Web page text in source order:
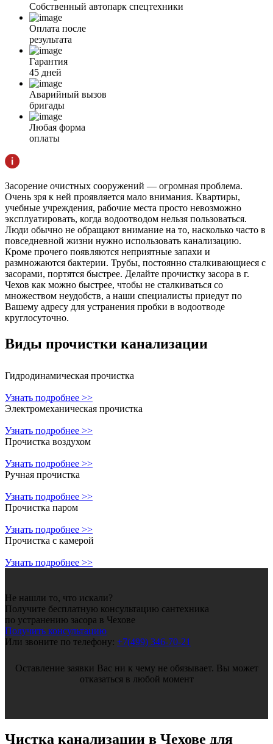
Собственный автопарк спецтехники
Оплата после
результата
Гарантия
45 дней
Аварийный вызов
бригады
Любая форма
оплаты
Засорение очистных сооружений — огромная проблема.
Очень зря к ней проявляется мало внимания. Квартиры,
учебные учреждения, рабочие места просто невозможно
эксплуатировать, когда водоотводом нельзя пользоваться.
Люди обычно не обращают внимание на то, насколько часто в
повседневной жизни нужно использовать канализацию.
Кроме прочего появляются неприятные запахи и
размножаются бактерии. Трубы, постоянно сталкивающиеся с
засорами, портятся быстрее. Делайте прочистку засора в г.
Чехов как можно быстрее, чтобы не сталкиваться со
множеством неудобств, а наши специалисты приедут по
Вашему адресу для устранения пробки в водоотводе
круглосуточно.
Виды прочистки канализации
Гидродинамическая прочистка
Узнать подробнее >>
Электромеханическая прочистка
Узнать подробнее >>
Прочистка воздухом
Узнать подробнее >>
Ручная прочистка
Узнать подробнее >>
Прочистка паром
Узнать подробнее >>
Прочистка с камерой
Узнать подробнее >>
Не нашли то, что искали?
Получите бесплатную консультацию сантехника
по устранению засора в Чехове
Получить консультацию
Или звоните по телефону: +7(499) 346-70-21
Оставление заявки Вас ни к чему не обязывает. Вы может
отказаться в любой момент
Чистка канализации в Чехове для